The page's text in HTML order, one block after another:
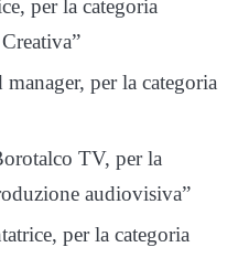
per la categoria
per la categoria
TV, per la
audiovisiva”
per la categoria